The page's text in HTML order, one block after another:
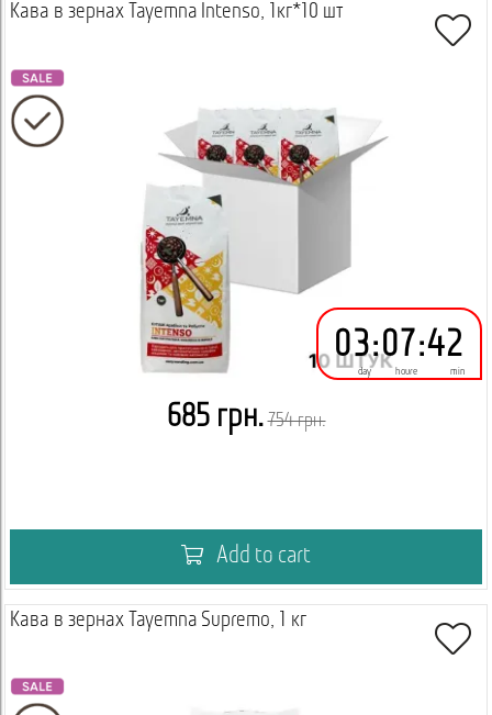
Кава в зернах Tayemna Intenso, 1кг*10 шт
03
day
:07
houre
:42
min
685 грн. 754 грн.
Add to cart
Кава в зернах Tayemna Supremo, 1 кг